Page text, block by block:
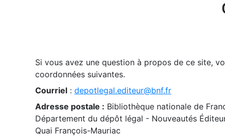
Si vous avez une question à propos de ce site,
coordonnées suivantes.
Courriel : depotlegal.editeur@bnf.fr
Adresse postale : Bibliothèque nationale de
Département du dépôt légal - Nouveautés
Quai François-Mauriac